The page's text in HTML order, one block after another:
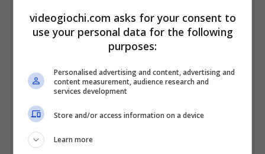
fisicamente. E non solo è stato facile trovare
una PS5, ma addirittura, riporta, ce ne erano
abbondanza per i clienti.
videogiochi.com asks for your consent to
use your personal data for the following
purposes:
Personalised advertising and content, advertising and
content measurement, audience research and
services development
Store and/or access information on a device
Learn more